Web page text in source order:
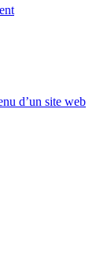
d’un site web